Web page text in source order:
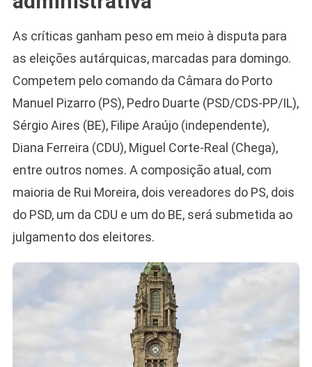
As críticas ganham peso em meio à disputa para
as eleições autárquicas, marcadas para domingo.
Competem pelo comando da Câmara do Porto
Manuel Pizarro (PS), Pedro Duarte (PSD/CDS-PP/IL),
Sérgio Aires (BE), Filipe Araújo (independente),
Diana Ferreira (CDU), Miguel Corte-Real (Chega),
entre outros nomes. A composição atual, com
maioria de Rui Moreira, dois vereadores do PS, dois
do PSD, um da CDU e um do BE, será submetida ao
julgamento dos eleitores.